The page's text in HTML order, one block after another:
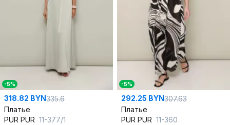
-5%
318.82 BYN335.6
Платье
PUR PUR 11-377/1
-5%
292.25 BYN307.63
Платье
PUR PUR 11-360